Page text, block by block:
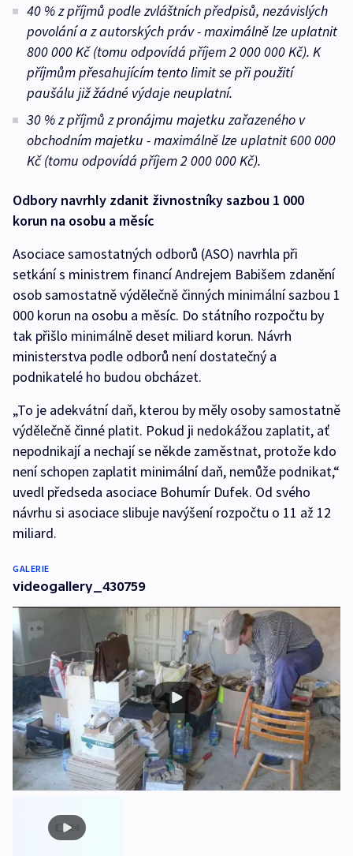
40 % z příjmů podle zvláštních předpisů, nezávislých
povolání a z autorských práv - maximálně lze uplatnit
800 000 Kč (tomu odpovídá příjem 2 000 000 Kč). K
příjmům přesahujícím tento limit se při použití
paušálu již žádné výdaje neuplatní.
30 % z příjmů z pronájmu majetku zařazeného v
obchodním majetku - maximálně lze uplatnit 600 000
Kč (tomu odpovídá příjem 2 000 000 Kč).
Odbory navrhly zdanit živnostníky sazbou 1 000
korun na osobu a měsíc
Asociace samostatných odborů (ASO) navrhla při
setkání s ministrem financí Andrejem Babišem zdanění
osob samostatně výdělečně činných minimální sazbou 1
000 korun na osobu a měsíc. Do státního rozpočtu by
tak přišlo minimálně deset miliard korun. Návrh
ministerstva podle odborů není dostatečný a
podnikatelé ho budou obcházet.
„To je adekvátní daň, kterou by měly osoby samostatně
výdělečně činné platit. Pokud ji nedokážou zaplatit, ať
nepodnikají a nechají se někde zaměstnat, protože kdo
není schopen zaplatit minimální daň, nemůže podnikat,“
uvedl předseda asociace Bohumír Dufek. Od svého
návrhu si asociace slibuje navýšení rozpočtu o 11 až 12
miliard.
GALERIE
videogallery_430759